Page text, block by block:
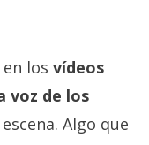
los vídeos
voz de los
Algo que